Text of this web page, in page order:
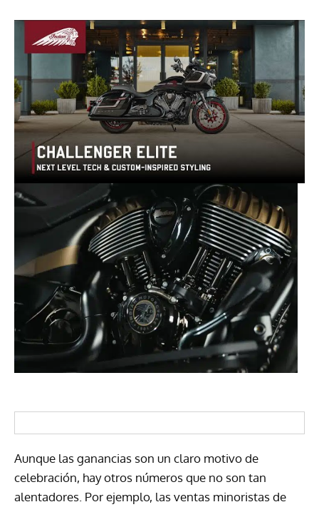
Aunque las ganancias son un claro motivo de
celebración, hay otros números que no son tan
alentadores. Por ejemplo, las ventas minoristas de